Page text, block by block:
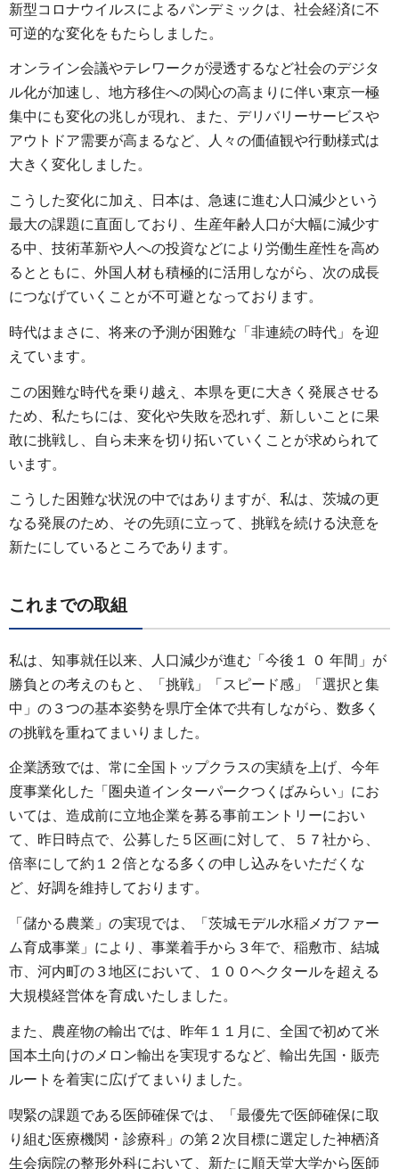
新型コロナウイルスによるパンデミックは、社会経済に不
可逆的な変化をもたらしました。
オンライン会議やテレワークが浸透するなど社会のデジタ
ル化が加速し、地方移住への関心の高まりに伴い東京一極
集中にも変化の兆しが現れ、また、デリバリーサービスや
アウトドア需要が高まるなど、人々の価値観や行動様式は
大きく変化しました。
こうした変化に加え、日本は、急速に進む人口減少という
最大の課題に直面しており、生産年齢人口が大幅に減少す
る中、技術革新や人への投資などにより労働生産性を高め
るとともに、外国人材も積極的に活用しながら、次の成長
につなげていくことが不可避となっております。
時代はまさに、将来の予測が困難な「非連続の時代」を迎
えています。
この困難な時代を乗り越え、本県を更に大きく発展させる
ため、私たちには、変化や失敗を恐れず、新しいことに果
敢に挑戦し、自ら未来を切り拓いていくことが求められて
います。
こうした困難な状況の中ではありますが、私は、茨城の更
なる発展のため、その先頭に立って、挑戦を続ける決意を
新たにしているところであります。
これまでの取組
私は、知事就任以来、人口減少が進む「今後１ ０ 年間」が
勝負との考えのもと、「挑戦」「スピード感」「選択と集
中」の３つの基本姿勢を県庁全体で共有しながら、数多く
の挑戦を重ねてまいりました。
企業誘致では、常に全国トップクラスの実績を上げ、今年
度事業化した「圏央道インターパークつくばみらい」にお
いては、造成前に立地企業を募る事前エントリーにおい
て、昨日時点で、公募した５区画に対して、５７社から、
倍率にして約１２倍となる多くの申し込みをいただくな
ど、好調を維持しております。
「儲かる農業」の実現では、「茨城モデル水稲メガファー
ム育成事業」により、事業着手から３年で、稲敷市、結城
市、河内町の３地区において、１００ヘクタールを超える
大規模経営体を育成いたしました。
また、農産物の輸出では、昨年１１月に、全国で初めて米
国本土向けのメロン輸出を実現するなど、輸出先国・販売
ルートを着実に広げてまいりました。
喫緊の課題である医師確保では、「最優先で医師確保に取
り組む医療機関・診療科」の第２次目標に選定した神栖済
生会病院の整形外科において、新たに順天堂大学から医師